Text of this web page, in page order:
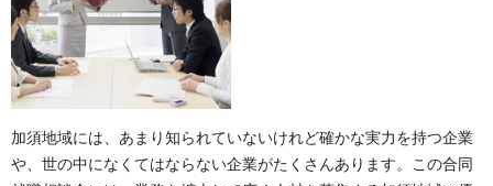
加須地域には、あまり知られていないけれど確かな実力を持つ企業
や、世の中になくてはならない企業がたくさんあります。この合同